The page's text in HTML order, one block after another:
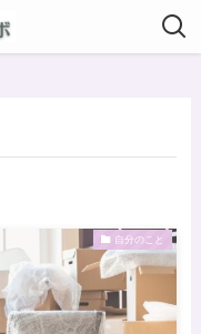
自分のこと